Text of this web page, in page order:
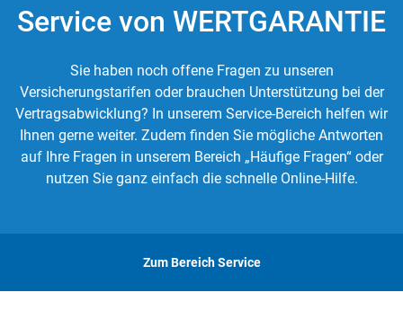
Service von WERTGARANTIE
Sie haben noch offene Fragen zu unseren
Versicherungstarifen oder brauchen Unterstützung bei der
Vertragsabwicklung? In unserem Service-Bereich helfen wir
Ihnen gerne weiter. Zudem finden Sie mögliche Antworten
auf Ihre Fragen in unserem Bereich „Häufige Fragen“ oder
nutzen Sie ganz einfach die schnelle Online-Hilfe.
Zum Bereich Service